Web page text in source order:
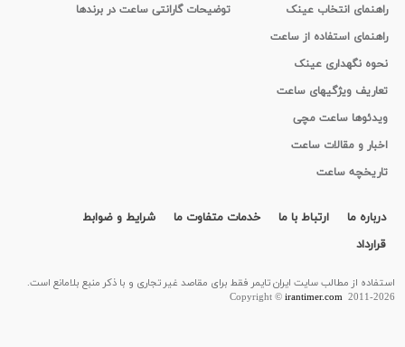
راهنمای انتخاب عینک
راهنمای استفاده از ساعت
نحوه نگهداری عینک
تعاریف ویژگیهای ساعت
ویدئوها ساعت مچی
اخبار و مقالات ساعت
تاریخچه ساعت
توضیحات گارانتی ساعت در برندها
درباره ما ارتباط با ما خدمات متفاوت ما
شرایط و ضوابط
قرارداد
استفاده از مطالب سايت ایران تایمر فقط برای مقاصد غیر تجاری و با ذکر منبع بلامانع است.
Copyright ©irantimer.com2011-2026